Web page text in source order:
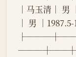
│马玉清│ 男
│ 男 │1987.5-